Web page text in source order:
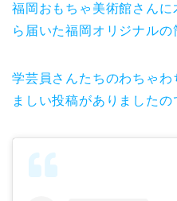
福岡おもちゃ美術館さん
ら届いた福岡オリジナルの
学芸員さんたちのわちゃわ
ましい投稿がありましたの